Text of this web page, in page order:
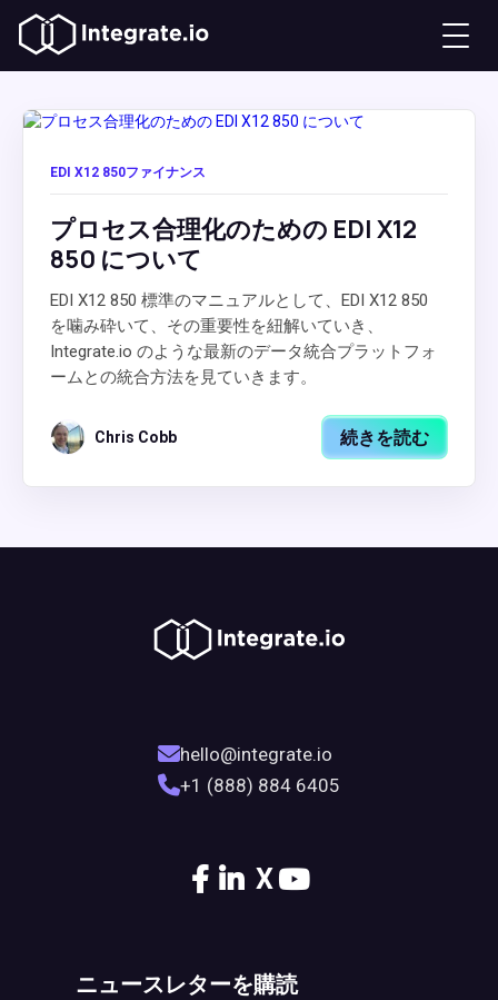
EDI X12 850ファイナンス
プロセス合理化のための EDI X12
850 について
EDI X12 850 標準のマニュアルとして、EDI X12 850
を噛み砕いて、その重要性を紐解いていき、
Integrate.io のような最新のデータ統合プラットフォ
ームとの統合方法を見ていきます。
Chris Cobb 続きを読む
hello@integrate.io
+1 (888) 884 6405
X
ニュースレターを購読